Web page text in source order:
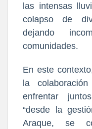
las intensas
colapso de
dejando
comunidades.
En este
la
enfrentar
“desde la
Araque, se